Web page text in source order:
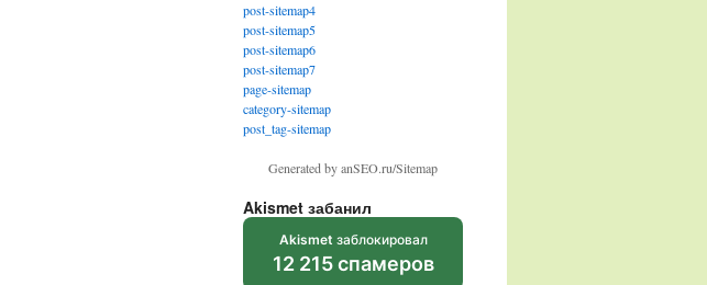
post-sitemap4
post-sitemap5
post-sitemap6
post-sitemap7
page-sitemap
category-sitemap
post_tag-sitemap
Generated by anSEO.ru/Sitemap
Akismet забанил
Akismet заблокировал
12 215 спамеров